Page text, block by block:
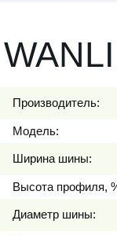
Производитель:
Модель:
Ширина шины:
Высота профиля,
Диаметр шины: